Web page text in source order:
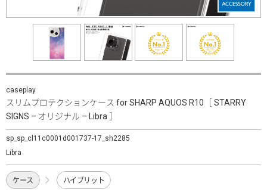
caseplay
スリムプロテクションケース for SHARP AQUOS R10［ STARRY
SIGNS – オリジナル – Libra ］
sp_sp_cl11c0001d001737-17_sh2285
Libra
ケース ハイブリット